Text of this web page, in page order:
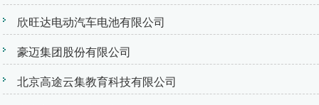
欣旺达电动汽车电池有限公司
豪迈集团股份有限公司
北京高途云集教育科技有限公司